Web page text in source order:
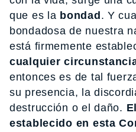
que es la bondad . Y
bondadosa de nuestra
está firmemente
cualquier
entonces es de tal
su presencia, la
destrucción o el daño.
establecido en esta